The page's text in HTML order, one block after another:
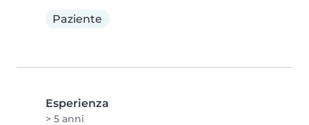
Paziente
Esperienza
> 5 anni